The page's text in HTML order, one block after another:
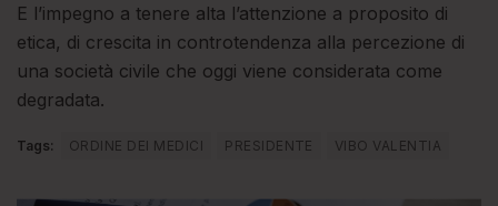
E l’impegno a tenere alta l’attenzione a proposito di
etica, di crescita in controtendenza alla percezione di
una società civile che oggi viene considerata come
degradata.
Tags: ORDINE DEI MEDICI PRESIDENTE VIBO VALENTIA